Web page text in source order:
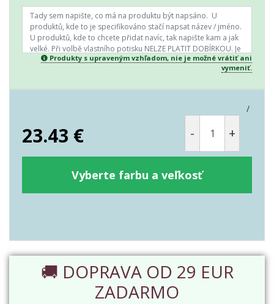
Produkty s upraveným vzhľadom, nie je možné vrátiť ani
vymeniť.
/
23.43 € - +
Vyberte farbu a veľkosť
🚚 DOPRAVA OD 29 EUR
ZADARMO